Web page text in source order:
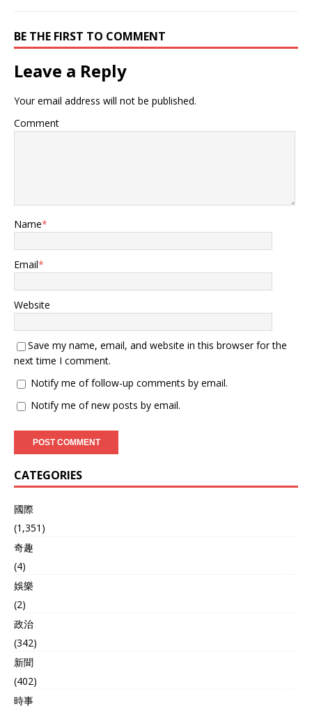
BE THE FIRST TO COMMENT
Leave a Reply
Your email address will not be published.
Comment
Name*
Email*
Website
Save my name, email, and website in this browser for the
next time I comment.
Notify me of follow-up comments by email.
Notify me of new posts by email.
CATEGORIES
國際
(1,351)
奇趣
(4)
娛樂
(2)
政治
(342)
新聞
(402)
時事